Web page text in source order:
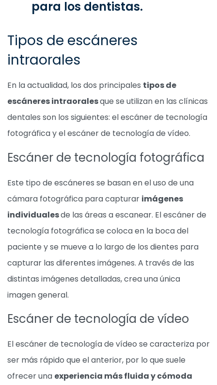
para los dentistas.
Tipos de escáneres
intraorales
En la actualidad, los dos principales tipos de
escáneres intraoralesque se utilizan en las clínicas
dentales son los siguientes: el escáner de tecnología
fotográfica y el escáner de tecnología de vídeo.
Escáner de tecnología fotográfica
Este tipo de escáneres se basan en el uso de una
cámara fotográfica para capturar imágenes
individualesde las áreas a escanear. El escáner de
tecnología fotográfica se coloca en la boca del
paciente y se mueve a lo largo de los dientes para
capturar las diferentes imágenes. A través de las
distintas imágenes detalladas, crea una única
imagen general.
Escáner de tecnología de vídeo
El escáner de tecnología de vídeo se caracteriza por
ser más rápido que el anterior, por lo que suele
ofrecer una experiencia más fluida y cómoda